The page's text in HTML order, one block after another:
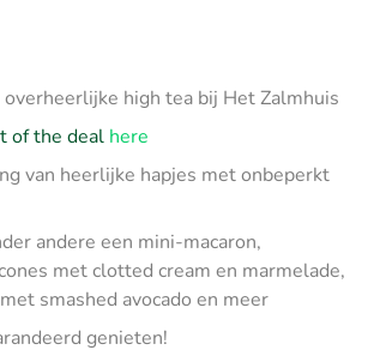
overheerlijke high tea bij Het Zalmhuis
of the deal here
van heerlijke hapjes met onbeperkt
andere een mini-macaron,
met clotted cream en marmelade,
smashed avocado en meer
genieten!